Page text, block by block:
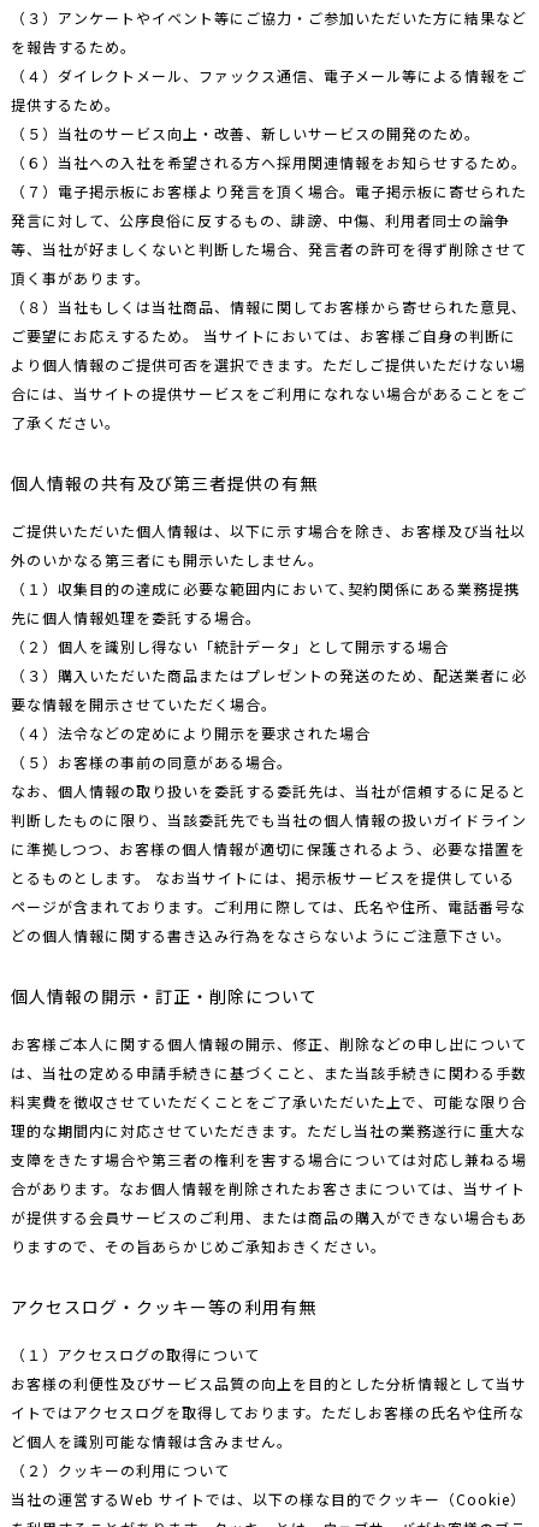
（３）アンケートやイベント等にご協力・ご参加いただいた方に結果など
を報告するため。
（４）ダイレクトメール、ファックス通信、電子メール等による情報をご
提供するため。
（５）当社のサービス向上・改善、新しいサービスの開発のため。
（６）当社への入社を希望される方へ採用関連情報をお知らせするため。
（７）電子掲示板にお客様より発言を頂く場合。電子掲示板に寄せられた
発言に対して、公序良俗に反するもの、誹謗、中傷、利用者同士の論争
等、当社が好ましくないと判断した場合、発言者の許可を得ず削除させて
頂く事があります。
（８）当社もしくは当社商品、情報に関してお客様から寄せられた意見､
ご要望にお応えするため。 当サイトにおいては、お客様ご自身の判断に
より個人情報のご提供可否を選択できます。ただしご提供いただけない場
合には、当サイトの提供サービスをご利用になれない場合があることをご
了承ください。
個人情報の共有及び第三者提供の有無
ご提供いただいた個人情報は、以下に示す場合を除き、お客様及び当社以
外のいかなる第三者にも開示いたしません。
（１）収集目的の達成に必要な範囲内において､契約関係にある業務提携
先に個人情報処理を委託する場合。
（２）個人を識別し得ない「統計データ」として開示する場合
（３）購入いただいた商品またはプレゼントの発送のため、配送業者に必
要な情報を開示させていただく場合。
（４）法令などの定めにより開示を要求された場合
（５）お客様の事前の同意がある場合。
なお、個人情報の取り扱いを委託する委託先は、当社が信頼するに足ると
判断したものに限り、当該委託先でも当社の個人情報の扱いガイドライン
に準拠しつつ、お客様の個人情報が適切に保護されるよう、必要な措置を
とるものとします。 なお当サイトには、掲示板サービスを提供している
ページが含まれております。ご利用に際しては、氏名や住所、電話番号な
どの個人情報に関する書き込み行為をなさらないようにご注意下さい。
個人情報の開示・訂正・削除について
お客様ご本人に関する個人情報の開示、修正、削除などの申し出について
は、当社の定める申請手続きに基づくこと、また当該手続きに関わる手数
料実費を徴収させていただくことをご了承いただいた上で、可能な限り合
理的な期間内に対応させていただきます。ただし当社の業務遂行に重大な
支障をきたす場合や第三者の権利を害する場合については対応し兼ねる場
合があります。なお個人情報を削除されたお客さまについては、当サイト
が提供する会員サービスのご利用、または商品の購入ができない場合もあ
りますので、その旨あらかじめご承知おきください。
アクセスログ・クッキー等の利用有無
（１）アクセスログの取得について
お客様の利便性及びサービス品質の向上を目的とした分析情報として当サ
イトではアクセスログを取得しております。ただしお客様の氏名や住所な
ど個人を識別可能な情報は含みません。
（２）クッキーの利用について
当社の運営するWeb サイトでは、以下の様な目的でクッキー（Cookie）